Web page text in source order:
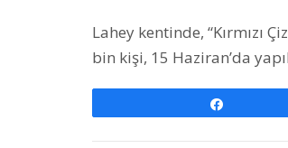
Lahey kentinde, “Kırmızı
bin kişi, 15 Haziran’da